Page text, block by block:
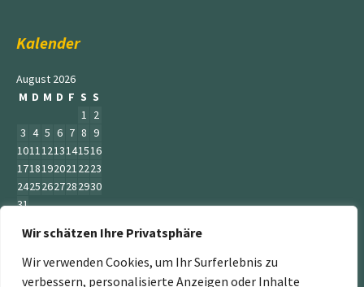
Wir schätzen Ihre Privatsphäre
Wir verwenden Cookies, um Ihr Surferlebnis zu
verbessern, personalisierte Anzeigen oder Inhalte
Kalender
August 2026
M D M D F S S
1 2
3 4 5 6 7 8 9
10111213141516
17181920212223
24252627282930
31
« Juni